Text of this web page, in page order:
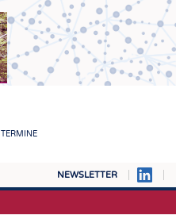
TERMINE
NEWSLETTER